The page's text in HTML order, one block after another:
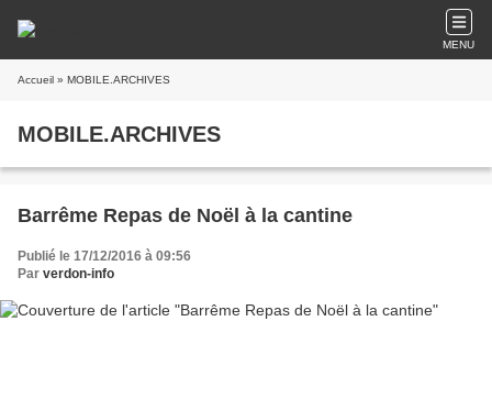
MENU
Accueil » MOBILE.ARCHIVES
MOBILE.ARCHIVES
Barrême Repas de Noël à la cantine
Publié le 17/12/2016 à 09:56
Par verdon-info